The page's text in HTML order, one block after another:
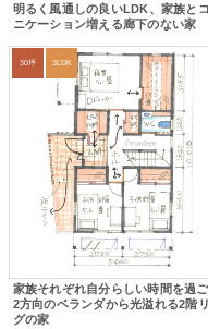
明るく風通しの良いLDK、家族と
ニケーション増える廊下のない家
30坪 3LDK
家族それぞれ自分らしい時間を過ご
2方向のベランダから光溢れる2階
グの家